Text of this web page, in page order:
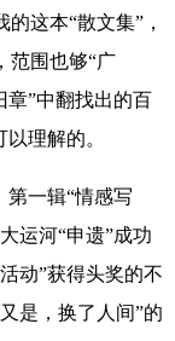
这本“散文集”，
范围也够“广
章”中翻找出的百
理解的。
第一辑“情感写
运河“申遗”成功
动”获得头奖的不
是，换了人间”的